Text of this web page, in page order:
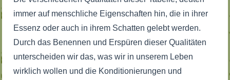
immer auf menschliche Eigenschaften hin, die in ihrer
Essenz oder auch in ihrem Schatten gelebt werden.
Durch das Benennen und Erspüren dieser Qualitäten
unterscheiden wir das, was wir in unserem Leben
wirklich wollen und die Konditionierungen und